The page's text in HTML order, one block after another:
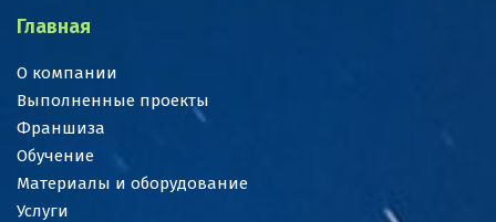
Главная
О компании
Выполненные проекты
Франшиза
Обучение
Материалы и оборудование
Услуги